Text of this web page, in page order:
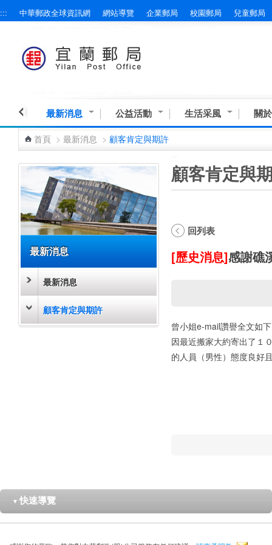
跳到主要內容區塊
::: 中華郵政全球資訊網 網站導覽 企業郵局 校園郵局 兒童郵局
最新消息 公益活動 生活采風 關
首頁 > 最新消息 > 顧客肯定與期許
最新消息
最新消息
顧客肯定與期許
顧客肯定與
回列表
[歷史消息]感謝礁
曾小姐e-mail讚譽全文如
因最近搬家大約寄出了１
的人員（男性）態度良好
▼ 快速導覽